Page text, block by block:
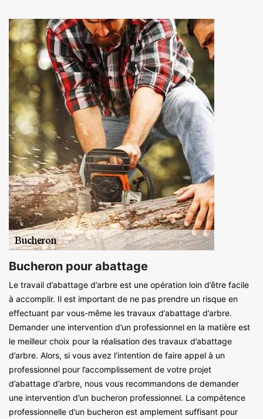
Bucheron pour abattage
Le travail d’abattage d’arbre est une opération loin d’être facile
à accomplir. Il est important de ne pas prendre un risque en
effectuant par vous-même les travaux d’abattage d’arbre.
Demander une intervention d’un professionnel en la matière est
le meilleur choix pour la réalisation des travaux d’abattage
d’arbre. Alors, si vous avez l’intention de faire appel à un
professionnel pour l’accomplissement de votre projet
d’abattage d’arbre, nous vous recommandons de demander
une intervention d’un bucheron professionnel. La compétence
professionnelle d’un bucheron est amplement suffisant pour